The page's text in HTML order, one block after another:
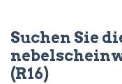
Suchen Sie
(R16)